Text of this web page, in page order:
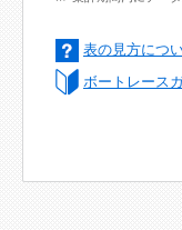
表の見方につ
ボートレース